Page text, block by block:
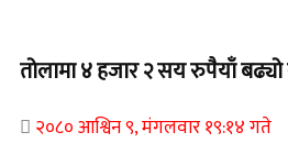
तोलामा ४ हजार २ सय रुपैयाँ
२०८० आश्विन ९, मंगलवार १९:१४ गते